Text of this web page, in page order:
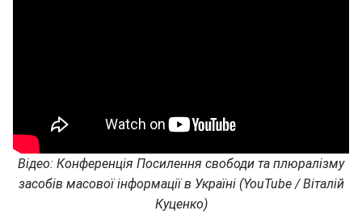
Відео: Конференція Посилення свободи та плюралізму
засобів масової інформації в Україні (YouTube / Віталій
Куценко)